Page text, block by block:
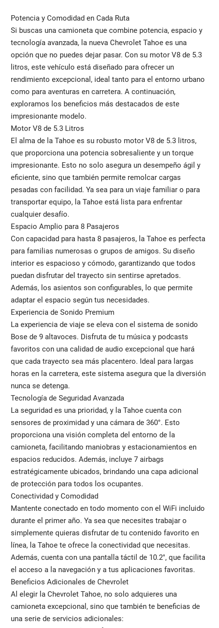
Potencia y Comodidad en Cada Ruta
Si buscas una camioneta que combine potencia, espacio y
tecnología avanzada, la nueva Chevrolet Tahoe es una
opción que no puedes dejar pasar. Con su motor V8 de 5.3
litros, este vehículo está diseñado para ofrecer un
rendimiento excepcional, ideal tanto para el entorno urbano
como para aventuras en carretera. A continuación,
exploramos los beneficios más destacados de este
impresionante modelo.
Motor V8 de 5.3 Litros
El alma de la Tahoe es su robusto motor V8 de 5.3 litros,
que proporciona una potencia sobresaliente y un torque
impresionante. Esto no solo asegura un desempeño ágil y
eficiente, sino que también permite remolcar cargas
pesadas con facilidad. Ya sea para un viaje familiar o para
transportar equipo, la Tahoe está lista para enfrentar
cualquier desafío.
Espacio Amplio para 8 Pasajeros
Con capacidad para hasta 8 pasajeros, la Tahoe es perfecta
para familias numerosas o grupos de amigos. Su diseño
interior es espacioso y cómodo, garantizando que todos
puedan disfrutar del trayecto sin sentirse apretados.
Además, los asientos son configurables, lo que permite
adaptar el espacio según tus necesidades.
Experiencia de Sonido Premium
La experiencia de viaje se eleva con el sistema de sonido
Bose de 9 altavoces. Disfruta de tu música y podcasts
favoritos con una calidad de audio excepcional que hará
que cada trayecto sea más placentero. Ideal para largas
horas en la carretera, este sistema asegura que la diversión
nunca se detenga.
Tecnología de Seguridad Avanzada
La seguridad es una prioridad, y la Tahoe cuenta con
sensores de proximidad y una cámara de 360°. Esto
proporciona una visión completa del entorno de la
camioneta, facilitando maniobras y estacionamientos en
espacios reducidos. Además, incluye 7 airbags
estratégicamente ubicados, brindando una capa adicional
de protección para todos los ocupantes.
Conectividad y Comodidad
Mantente conectado en todo momento con el WiFi incluido
durante el primer año. Ya sea que necesites trabajar o
simplemente quieras disfrutar de tu contenido favorito en
línea, la Tahoe te ofrece la conectividad que necesitas.
Además, cuenta con una pantalla táctil de 10.2", que facilita
el acceso a la navegación y a tus aplicaciones favoritas.
Beneficios Adicionales de Chevrolet
Al elegir la Chevrolet Tahoe, no solo adquieres una
camioneta excepcional, sino que también te beneficias de
una serie de servicios adicionales: